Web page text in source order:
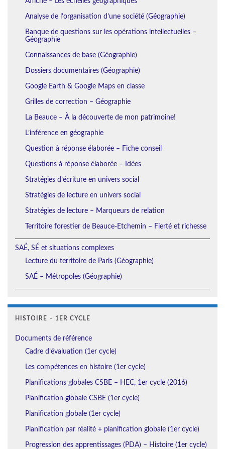
Analyse de l’organisation d’une société (Géographie)
Banque de questions sur les opérations intellectuelles –
Géographie
Connaissances de base (Géographie)
Dossiers documentaires (Géographie)
Google Earth & Google Maps en classe
Grilles de correction – Géographie
La Beauce – À la découverte de mon patrimoine!
L’inférence en géographie
Question à réponse élaborée – Fiche conseil
Questions à réponse élaborée – Idées
Stratégies d’écriture en univers social
Stratégies de lecture en univers social
Stratégies de lecture – Marqueurs de relation
Territoire forestier de Beauce-Etchemin – Fierté et richesse
SAÉ, SÉ et situations complexes
Lecture du territoire de Paris (Géographie)
SAÉ – Métropoles (Géographie)
HISTOIRE – 1ER CYCLE
Documents de référence
Cadre d’évaluation (1er cycle)
Les compétences en histoire (1er cycle)
Planifications globales CSBE – HEC, 1er cycle (2016)
Planification globale CSBE (1er cycle)
Planification globale (1er cycle)
Planification par réalité + planification globale (1er cycle)
Progression des apprentissages (PDA) – Histoire (1er cycle)